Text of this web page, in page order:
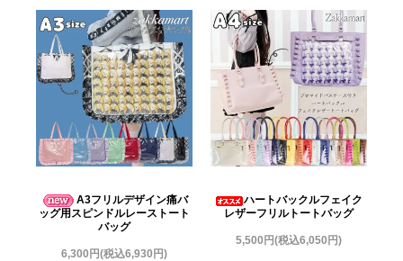
A3フリルデザイン痛バ
ッグ用スピンドルレーストート
バッグ
6,300円(税込6,930円)
ハートバックルフェイク
レザーフリルトートバッグ
5,500円(税込6,050円)